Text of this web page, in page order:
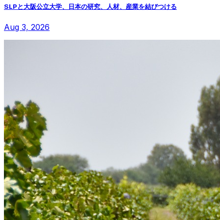
SLPと大阪公立大学、日本の研究、人材、産業を結びつける
Aug 3, 2026